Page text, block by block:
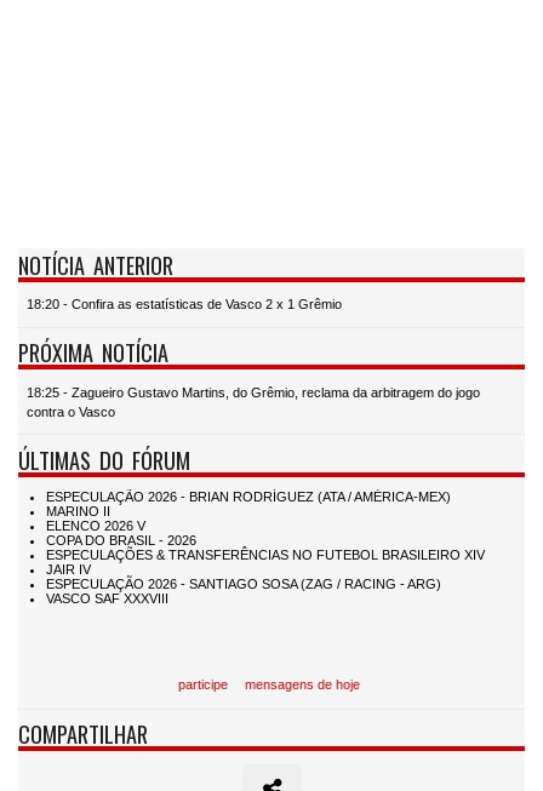
NOTÍCIA ANTERIOR
18:20 - Confira as estatísticas de Vasco 2 x 1 Grêmio
PRÓXIMA NOTÍCIA
18:25 - Zagueiro Gustavo Martins, do Grêmio, reclama da arbitragem do jogo
contra o Vasco
ÚLTIMAS DO FÓRUM
participe mensagens de hoje
COMPARTILHAR